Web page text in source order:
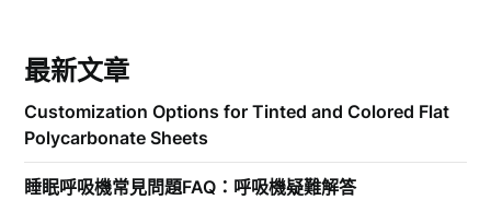
最新文章
Customization Options for Tinted and Colored Flat
Polycarbonate Sheets
睡眠呼吸機常見問題FAQ：呼吸機疑難解答